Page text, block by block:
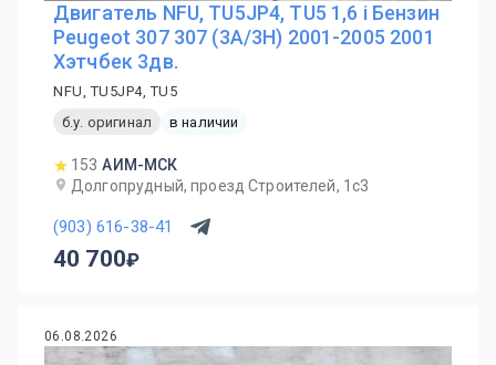
Двигатель NFU, TU5JP4, TU5 1,6 i Бензин
Peugeot 307 307 (3A/3H) 2001-2005 2001
Хэтчбек 3дв.
NFU, TU5JP4, TU5
б.у. оригинал
в наличии
153 АИМ-МСК
Долгопрудный, проезд Строителей, 1с3
(903) 616-38-41
40 700
06.08.2026